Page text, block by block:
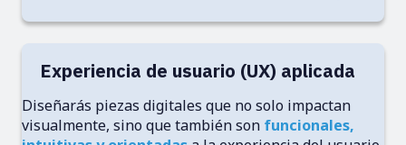
Experiencia de usuario (UX) aplicada
Diseñarás piezas digitales que no solo impactan
visualmente, sino que también son funcionales,